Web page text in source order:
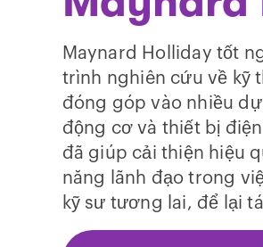
Maynard Holliday tốt
trình nghiên cứu về kỹ
đóng góp vào nhiều
động cơ và thiết bị
đã giúp cải thiện hiệu
năng lãnh đạo trong
kỹ sư tương lai, để lại